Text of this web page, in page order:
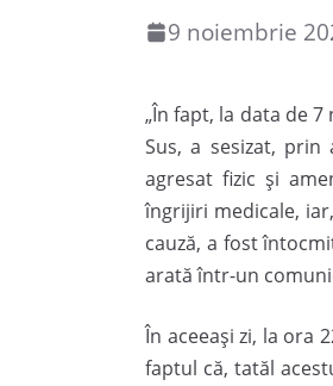
9 noiembrie
„În fapt, la data de
Sus, a sesizat,
agresat fizic și
îngrijiri medicale,
cauză, a fost
arată într-un
În aceeași zi, la ora
faptul că, tatăl